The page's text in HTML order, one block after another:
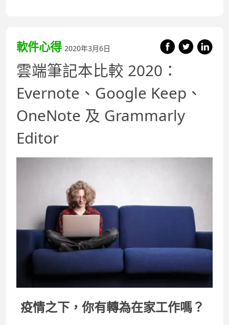
軟件心得 2020年3月6日
雲端筆記本比較 2020：
Evernote、Google Keep、
OneNote 及 Grammarly
Editor
疫情之下，你有轉為在家工作嗎？